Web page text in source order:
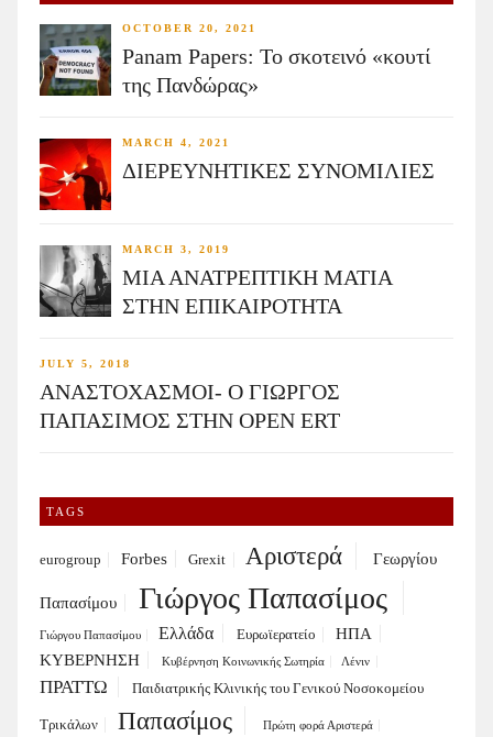
OCTOBER 20, 2021
Panam Papers: Το σκοτεινό «κουτί
της Πανδώρας»
MARCH 4, 2021
ΔΙΕΡΕΥΝΗΤΙΚΕΣ ΣΥΝΟΜΙΛΙΕΣ
MARCH 3, 2019
ΜΙΑ ΑΝΑΤΡΕΠΤΙΚΗ ΜΑΤΙΑ
ΣΤΗΝ ΕΠΙΚΑΙΡΟΤΗΤΑ
JULY 5, 2018
ΑΝΑΣΤΟΧΑΣΜΟΙ- Ο ΓΙΩΡΓΟΣ
ΠΑΠΑΣΙΜΟΣ ΣΤΗΝ OPEN ERT
TAGS
eurogroup Forbes Grexit Αριστερά Γεωργίου
Παπασίμου Γιώργος Παπασίμος
Γιώργου Παπασίμου Ελλάδα Ευρωϊερατείο
ΗΠΑ
ΚΥΒΕΡΝΗΣΗ
Κυβέρνηση Κοινωνικής Σωτηρία Λένιν
ΠΡΑΤΤΩ Παιδιατρικής Κλινικής του Γενικού Νοσοκομείου
Τρικάλων Παπασίμος Πρώτη φορά Αριστερά